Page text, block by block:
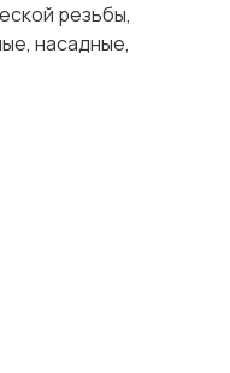
резьбы,
насадные,